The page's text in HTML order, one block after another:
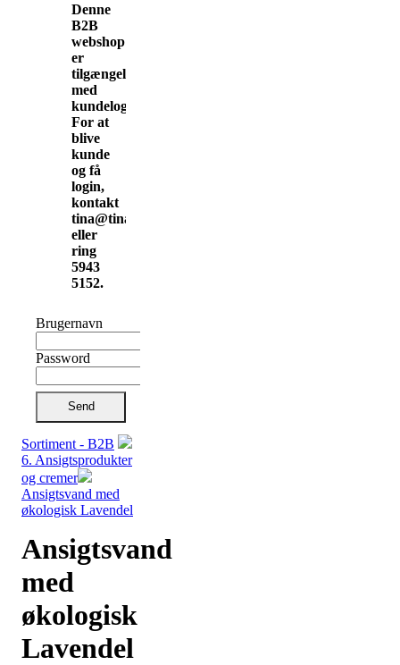
Denne
B2B
webshop
er
tilgængelig
med
kundelogin.
For at
blive
kunde
og få
login,
kontakt
tina@tinamunkholm.dk
eller
ring
5943
5152.
Brugernavn
Password
Send
Sortiment - B2B
6. Ansigtsprodukter
og cremer
Ansigtsvand med
økologisk Lavendel
Ansigtsvand
med
økologisk
Lavendel